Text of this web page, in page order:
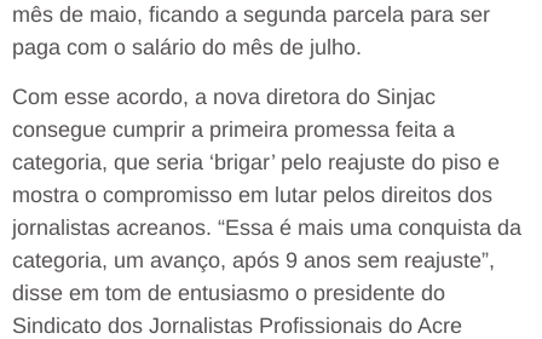
mês de maio, ficando a segunda parcela para ser
paga com o salário do mês de julho.
Com esse acordo, a nova diretora do Sinjac
consegue cumprir a primeira promessa feita a
categoria, que seria ‘brigar’ pelo reajuste do piso e
mostra o compromisso em lutar pelos direitos dos
jornalistas acreanos. “Essa é mais uma conquista da
categoria, um avanço, após 9 anos sem reajuste”,
disse em tom de entusiasmo o presidente do
Sindicato dos Jornalistas Profissionais do Acre